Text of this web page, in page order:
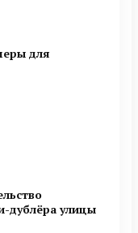
для
дублёра улицы